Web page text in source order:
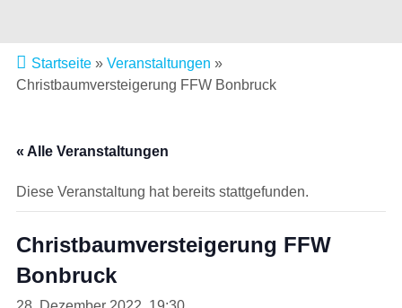
Startseite» Veranstaltungen »
Christbaumversteigerung FFW Bonbruck
« Alle Veranstaltungen
Diese Veranstaltung hat bereits stattgefunden.
Christbaumversteigerung FFW
Bonbruck